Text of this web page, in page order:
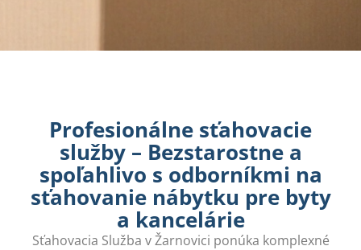
Profesionálne sťahovacie
služby – Bezstarostne a
spoľahlivo s odborníkmi na
sťahovanie nábytku pre byty
a kancelárie
Sťahovacia Služba v Žarnovici ponúka komplexné